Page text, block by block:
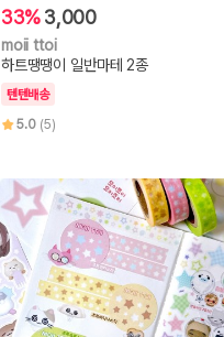
33%3,000
moii ttoi
하트땡땡이 일반마테 2종
텐텐배송
5.0 (5)